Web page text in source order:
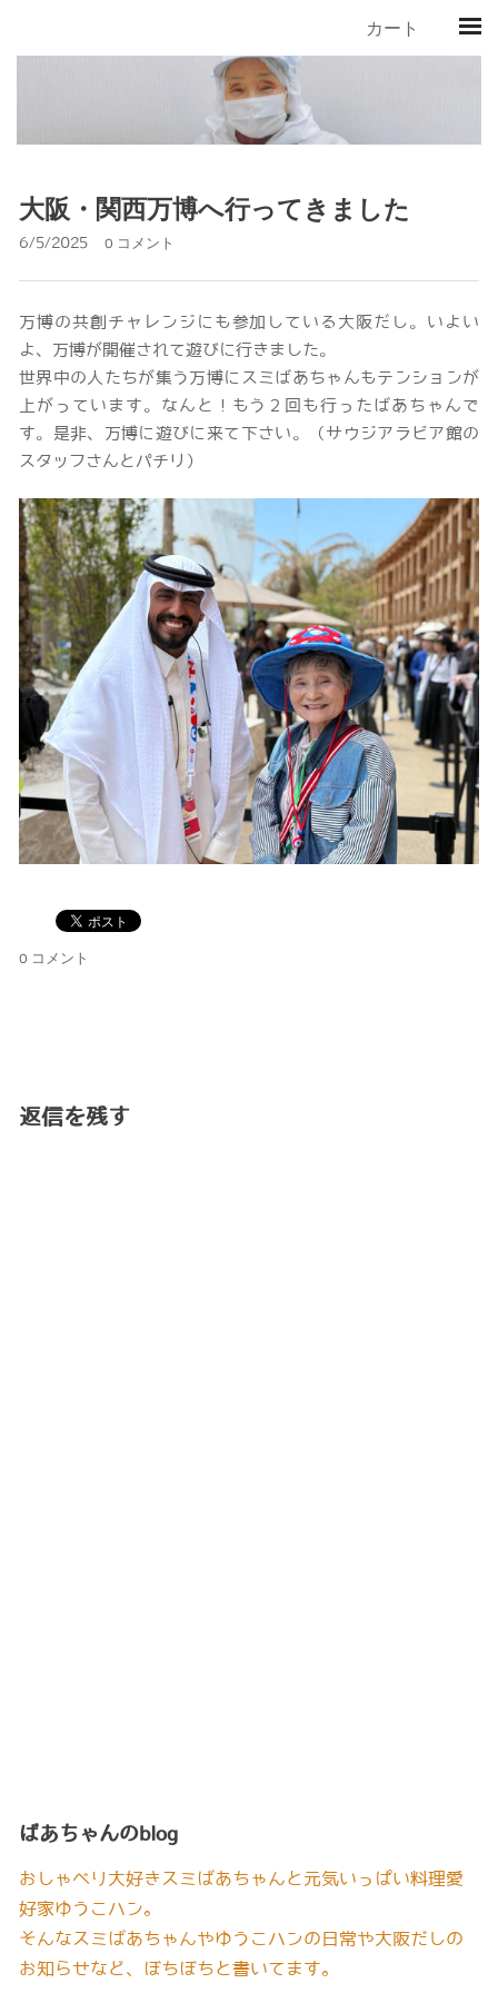
カート
大阪・関西万博へ行ってきました
6/5/2025 0 コメント
万博の共創チャレンジにも参加している大阪だし。いよい
よ、万博が開催されて遊びに行きました。
世界中の人たちが集う万博にスミばあちゃんもテンションが
上がっています。なんと！もう２回も行ったばあちゃんで
す。是非、万博に遊びに来て下さい。（サウジアラビア館の
スタッフさんとパチリ）
0 コメント
返信を残す
ばあちゃんのblog
おしゃべり大好きスミばあちゃんと元気いっぱい料理愛
好家ゆうこハン。
そんなスミばあちゃんやゆうこハンの日常や大阪だしの
お知らせなど、ぼちぼちと書いてます。